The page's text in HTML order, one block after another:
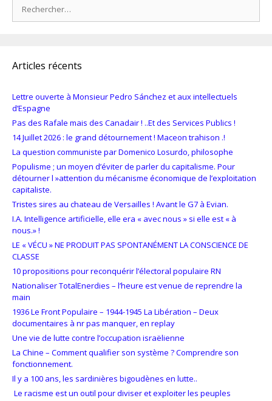
Articles récents
Lettre ouverte à Monsieur Pedro Sánchez et aux intellectuels
d’Espagne
Pas des Rafale mais des Canadair ! ..Et des Services Publics !
14 Juillet 2026 : le grand détournement ! Maceon trahison .!
La question communiste par Domenico Losurdo, philosophe
Populisme ; un moyen d’éviter de parler du capitalisme. Pour
détourner l »attention du mécanisme économique de l’exploitation
capitaliste.
Tristes sires au chateau de Versailles ! Avant le G7 à Evian.
I.A. Intelligence artificielle, elle era « avec nous » si elle est « à
nous.» !
LE « VÉCU » NE PRODUIT PAS SPONTANÉMENT LA CONSCIENCE DE
CLASSE
10 propositions pour reconquérir l’électoral populaire RN
Nationaliser TotalEnerdies – l’heure est venue de reprendre la
main
1936 Le Front Populaire – 1944-1945 La Libération – Deux
documentaires à nr pas manquer, en replay
Une vie de lutte contre l’occupation israëlienne
La Chine – Comment qualifier son système ? Comprendre son
fonctionnement.
Il y a 100 ans, les sardinières bigoudènes en lutte..
Le racisme est un outil pour diviser et exploiter les peuples